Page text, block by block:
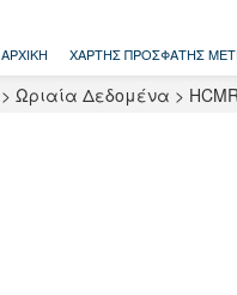
ΑΡΧΙΚΉ ΧΆΡΤΗΣ ΠΡΌΣΦΑΤΗΣ
> Ωριαία Δεδομένα >